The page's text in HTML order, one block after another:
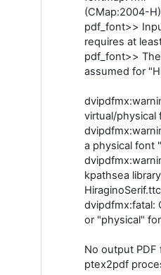
(CMap:2004-H)
pdf_font>>
requires at
pdf_font>>
assumed for
virtual/physical
a physical font
kpathsea
HiraginoSerif.ttc
dvipdfmx:fatal:
or "physical"
No output PDF
ptex2pdf